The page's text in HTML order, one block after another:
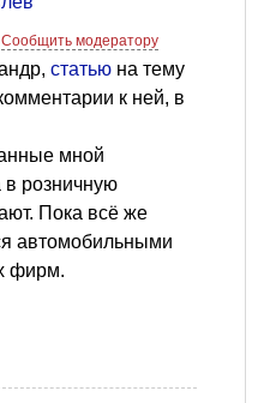
Сообщить модератору
статью на тему
к ней, в
мной
в розничную
Пока всё же
автомобильными
фирм.